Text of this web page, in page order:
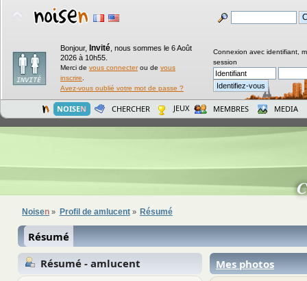
Bonjour, Invité nous sommes le 6 Août
2026 à 10h55.
Merci de vous connecterou de vous
inscrire
Avez-vous oublié votre mot de passe ?
Connexion avec identifiant,
session
NOISEN CHERCHER JEUX MEMBRES MEDIA
Noisen » Profil de amlucent» Résumé
Résumé
Résumé - amlucent
Mes photos